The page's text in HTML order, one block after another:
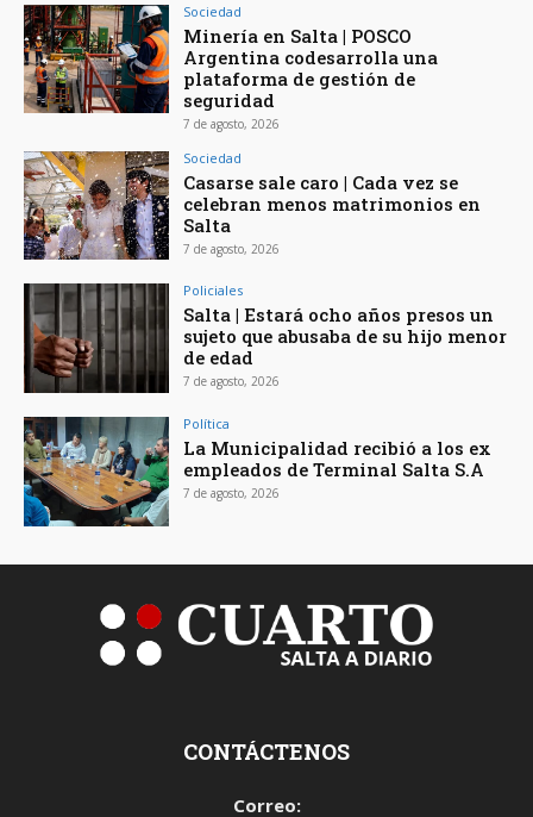
Sociedad
Minería en Salta | POSCO
Argentina codesarrolla una
plataforma de gestión de
seguridad
7 de agosto, 2026
Sociedad
Casarse sale caro | Cada vez se
celebran menos matrimonios en
Salta
7 de agosto, 2026
Policiales
Salta | Estará ocho años presos un
sujeto que abusaba de su hijo menor
de edad
7 de agosto, 2026
Política
La Municipalidad recibió a los ex
empleados de Terminal Salta S.A
7 de agosto, 2026
CONTÁCTENOS
Correo: